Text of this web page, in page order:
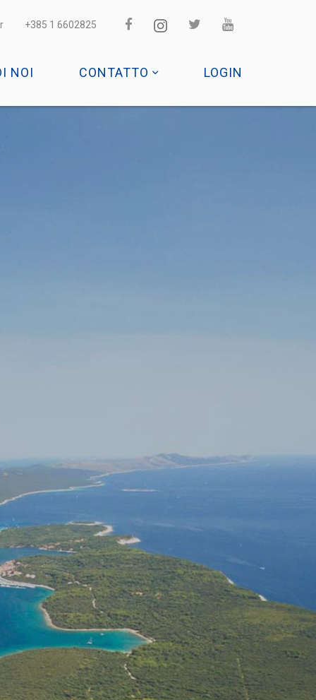
+385 1 6602825
NOI CONTATTO LOGIN